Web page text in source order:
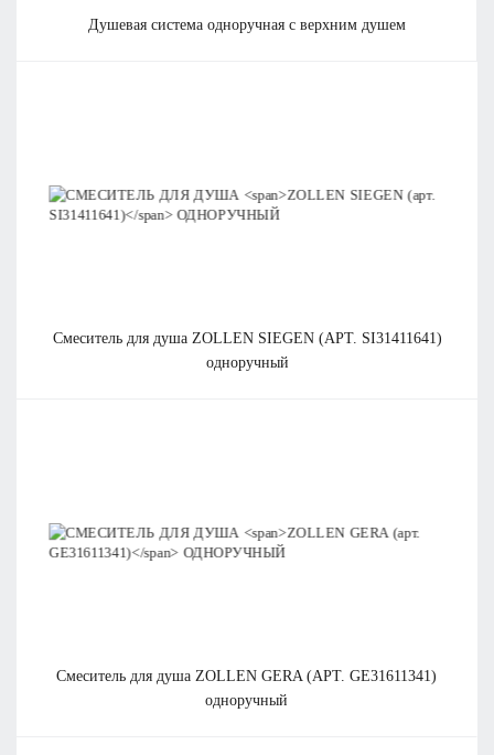
душевая система одноручная с верхним душем
смеситель для душа ZOLLEN SIEGEN (АРТ. SI31411641)
одноручный
смеситель для душа ZOLLEN GERA (АРТ. GE31611341)
одноручный